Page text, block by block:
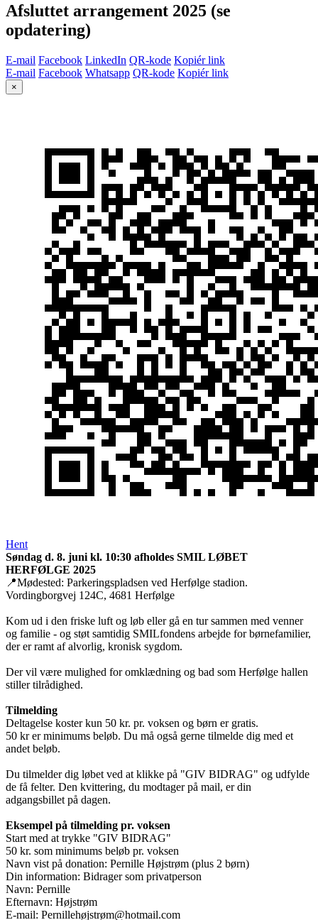
Afsluttet arrangement 2025 (se
opdatering)
E-mail Facebook LinkedIn QR-kode Kopiér link
E-mail Facebook Whatsapp QR-kode Kopiér link
×
Hent
Søndag d. 8. juni kl. 10:30 afholdes SMIL LØBET
HERFØLGE 2025
📍Mødested: Parkeringspladsen ved Herfølge stadion.
Vordingborgvej 124C, 4681 Herfølge
Kom ud i den friske luft og løb eller gå en tur sammen med venner
og familie - og støt samtidig SMILfondens arbejde for børnefamilier,
der er ramt af alvorlig, kronisk sygdom.
Der vil være mulighed for omklædning og bad som Herfølge hallen
stiller tilrådighed.
Tilmelding
Deltagelse koster kun 50 kr. pr. voksen og børn er gratis.
50 kr er minimums beløb. Du må også gerne tilmelde dig med et
andet beløb.
Du tilmelder dig løbet ved at klikke på "GIV BIDRAG" og udfylde
de få felter. Den kvittering, du modtager på mail, er din
adgangsbillet på dagen.
Eksempel på tilmelding pr. voksen
Start med at trykke "GIV BIDRAG"
50 kr. som minimums beløb pr. voksen
Navn vist på donation: Pernille Højstrøm (plus 2 børn)
Din information: Bidrager som privatperson
Navn: Pernille
Efternavn: Højstrøm
E-mail: Pernillehøjstrøm@hotmail.com